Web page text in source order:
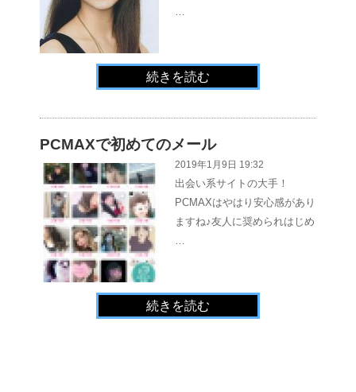
続きを読む
PCMAXで初めてのメール
2019年1月9日 19:32
出会い系サイトの大手！
PCMAXはやはり安心感があり
ますね♪友人に奨められはじめ
続きを読む